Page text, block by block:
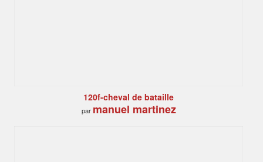
120f-cheval de bataille
par manuel martinez